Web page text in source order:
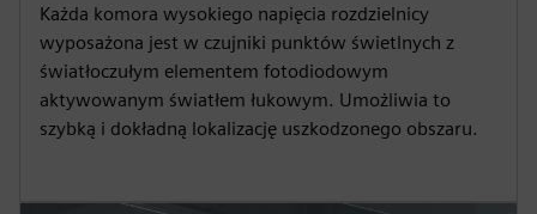
Każda komora wysokiego napięcia rozdzielnicy
wyposażona jest w czujniki punktów świetlnych z
światłoczułym elementem fotodiodowym
aktywowanym światłem łukowym. Umożliwia to
szybką i dokładną lokalizację uszkodzonego obszaru.